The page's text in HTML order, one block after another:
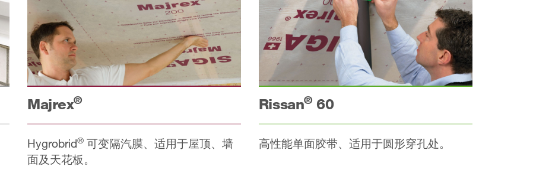
Majrex®
Hygrobrid®可变隔汽膜、适用于屋顶、墙
面及天花板。
Rissan®60
高性能单面胶带、适用于圆形穿孔处。